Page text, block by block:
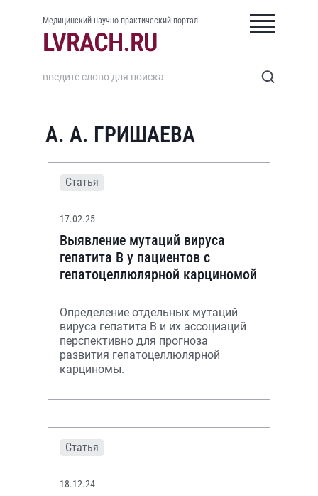
Медицинский научно-практический портал
А. А. ГРИШАЕВА
Статья
17.02.25
Выявление мутаций вируса
гепатита В у пациентов с
гепатоцеллюлярной карциномой
Определение отдельных мутаций
вируса гепатита В и их ассоциаций
перспективно для прогноза
развития гепатоцеллюлярной
карциномы.
Статья
18.12.24